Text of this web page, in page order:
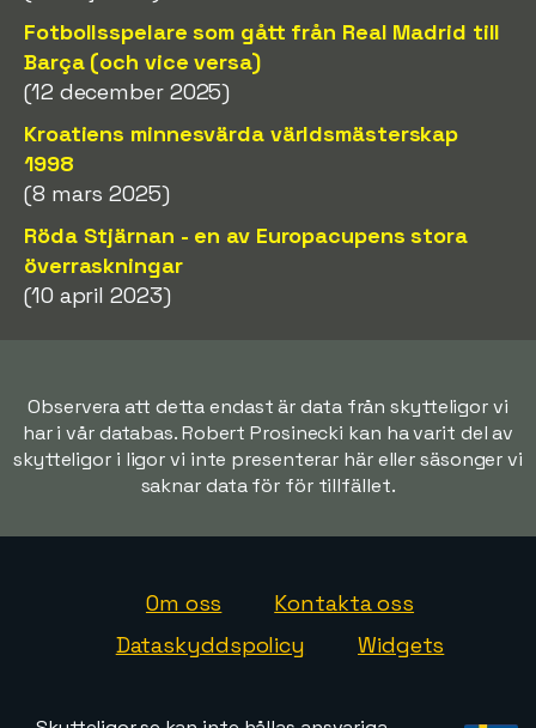
Fotbollsspelare som gått från Real Madrid till
Barça (och vice versa)
(12 december 2025)
Kroatiens minnesvärda världsmästerskap
1998
(8 mars 2025)
Röda Stjärnan - en av Europacupens stora
överraskningar
(10 april 2023)
Observera att detta endast är data från skytteligor vi
har i vår databas. Robert Prosinecki kan ha varit del av
skytteligor i ligor vi inte presenterar här eller säsonger vi
saknar data för för tillfället.
Om oss
Kontakta oss
Dataskyddspolicy
Widgets